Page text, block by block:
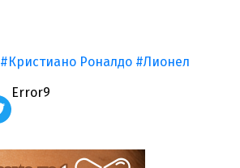
#Кристиано Роналдо #Лионел
Error9